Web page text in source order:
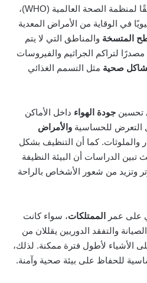
. وفقًا لمنظمة الصحة العالمية (WHO)،
في الوقاية من الأمراض المعدية
المتسخة والمناطق التي لا يتم
لتراكم الجراثيم والفيروسات
صحية مثل التسمم الغذائي
تحسين جودة الهواء داخل الأماكن
التعرض للحساسية والأمراض
والملوثات. كما أن التنظيف بشكل
تبين الدراسات أن البيئة النظيفة
وتزيد من شعور الأشخاص بالراحة
على عمر الممتلكات، سواء كانت
والتفقد الدوريين يقللان من
الأشياء لأطول فترة ممكنة. لذلك،
للحفاظ على بيئة صحية وآمنة.